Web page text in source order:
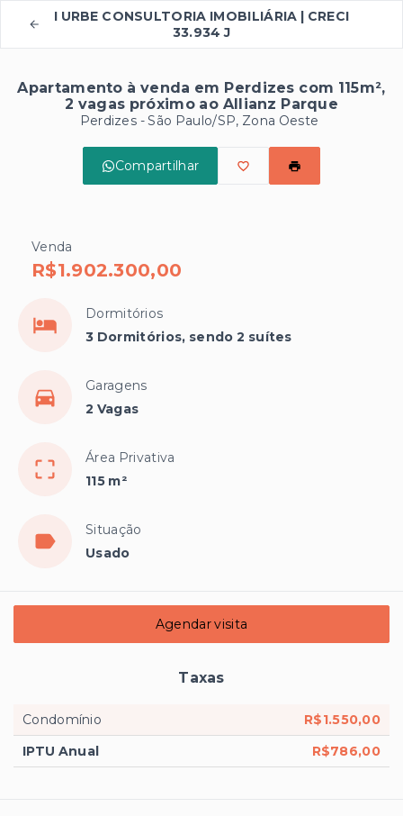
I URBE CONSULTORIA IMOBILIÁRIA | CRECI
33.934 J
Apartamento à venda em Perdizes com 115m²,
2 vagas próximo ao Allianz Parque
Perdizes - São Paulo/SP, Zona Oeste
Compartilhar
Venda
R$1.902.300,00
Dormitórios
3 Dormitórios, sendo 2 suítes
Garagens
2 Vagas
Área Privativa
115 m²
Situação
Usado
Agendar visita
Taxas
Condomínio
R$1.550,00
IPTU Anual
R$786,00